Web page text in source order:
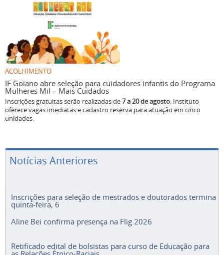
ACOLHIMENTO
IF Goiano abre seleção para cuidadores infantis do Programa
Mulheres Mil – Mais Cuidados
Inscrições gratuitas serão realizadas de7 a 20 de agosto. Instituto
oferece vagas imediatas e cadastro reserva para atuação em cinco
unidades.
Notícias Anteriores
Inscrições para seleção de mestrados e doutorados termina
quinta-feira, 6
Aline Bei confirma presença na Flig 2026
Retificado edital de bolsistas para curso de Educação para